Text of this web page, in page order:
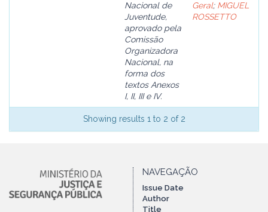
Nacional de
Juventude,
aprovado pela
Comissão
Organizadora
Nacional, na
forma dos
textos Anexos
I, II, III e IV.
Geral; MIGUEL
ROSSETTO
Showing results 1 to 2 of 2
NAVEGAÇÃO
Issue Date
Author
Title